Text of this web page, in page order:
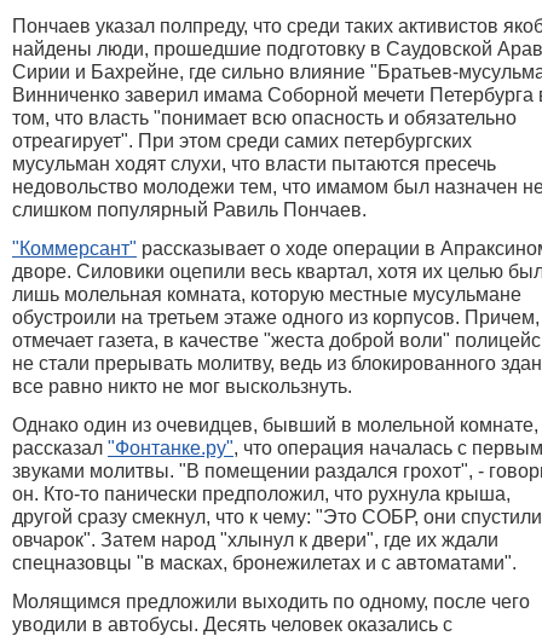
Пончаев указал полпреду, что среди таких активистов
найдены люди, прошедшие подготовку в Саудовской
Сирии и Бахрейне, где сильно влияние "Братьев-
Винниченко заверил имама Соборной мечети Петербурга
том, что власть "понимает всю опасность и обязательно
отреагирует". При этом среди самих петербургских
мусульман ходят слухи, что власти пытаются пресечь
недовольство молодежи тем, что имамом был назначен
слишком популярный Равиль Пончаев.
"Коммерсант" рассказывает о ходе операции в
дворе. Силовики оцепили весь квартал, хотя их целью
лишь молельная комната, которую местные мусульмане
обустроили на третьем этаже одного из корпусов. Причем,
отмечает газета, в качестве "жеста доброй воли"
не стали прерывать молитву, ведь из блокированного
все равно никто не мог выскользнуть.
Однако один из очевидцев, бывший в молельной комнате,
рассказал "Фонтанке.ру", что операция началась с
звуками молитвы. "В помещении раздался грохот", -
он. Кто-то панически предположил, что рухнула крыша,
другой сразу смекнул, что к чему: "Это СОБР, они спустили
овчарок". Затем народ "хлынул к двери", где их ждали
спецназовцы "в масках, бронежилетах и с автоматами".
Молящимся предложили выходить по одному, после чего
уводили в автобусы. Десять человек оказались с